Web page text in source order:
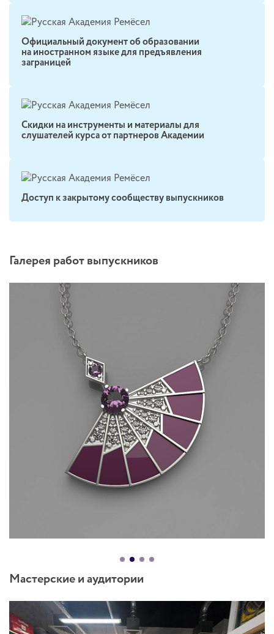
Официальный документ об образовании
на иностранном языке для предъявления
заграницей
Скидки на инструменты и материалы для
слушателей курса от партнеров Академии
Доступ к закрытому сообществу выпускников
Галерея работ выпускников
Мастерские и аудитории